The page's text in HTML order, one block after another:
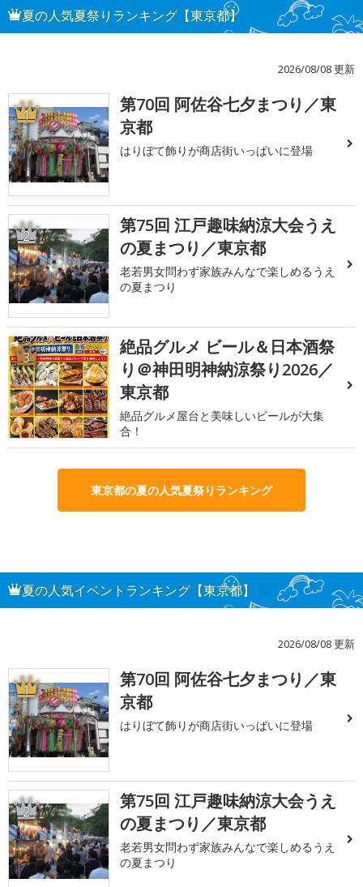
夏の人気夏祭りランキング【東京都】
2026/08/08 更新
1
第70回 阿佐谷七夕まつり／東
京都
はりぼて飾りが商店街いっぱいに登場
2
第75回 江戸趣味納涼大会うえ
の夏まつり／東京都
老若男女問わず家族みんなで楽しめるうえ
の夏まつり
3
絶品グルメ ビール＆日本酒祭
り＠神田明神納涼祭り2026／
東京都
絶品グルメ屋台と美味しいビールが大集
合！
東京都の夏の人気夏祭りランキング
夏の人気イベントランキング【東京都】
2026/08/08 更新
1
第70回 阿佐谷七夕まつり／東
京都
はりぼて飾りが商店街いっぱいに登場
2
第75回 江戸趣味納涼大会うえ
の夏まつり／東京都
老若男女問わず家族みんなで楽しめるうえ
の夏まつり